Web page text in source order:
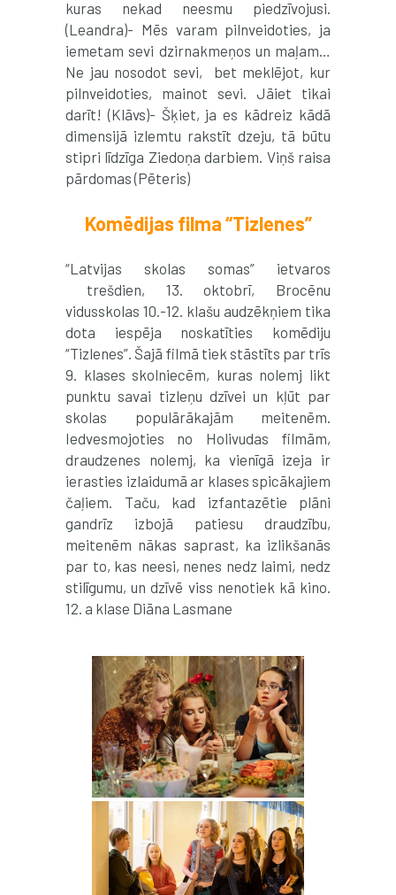
kuras nekad neesmu piedzīvojusi.
(Leandra)- Mēs varam pilnveidoties, ja
iemetam sevi dzirnakmeņos un maļam…
Ne jau nosodot sevi, bet meklējot, kur
pilnveidoties, mainot sevi. Jāiet tikai
darīt! (Klāvs)- Šķiet, ja es kādreiz kādā
dimensijā izlemtu rakstīt dzeju, tā būtu
stipri līdzīga Ziedoņa darbiem. Viņš raisa
pārdomas (Pēteris)
Komēdijas filma “Tizlenes”
“Latvijas skolas somas” ietvaros
trešdien, 13. oktobrī, Brocēnu
vidusskolas 10.-12. klašu audzēkņiem tika
dota iespēja noskatīties komēdiju
“Tizlenes”. Šajā filmā tiek stāstīts par trīs
9. klases skolniecēm, kuras nolemj likt
punktu savai tizleņu dzīvei un kļūt par
skolas populārākajām meitenēm.
Iedvesmojoties no Holivudas filmām,
draudzenes nolemj, ka vienīgā izeja ir
ierasties izlaidumā ar klases spicākajiem
čaļiem. Taču, kad izfantazētie plāni
gandrīz izbojā patiesu draudzību,
meitenēm nākas saprast, ka izlikšanās
par to, kas neesi, nenes nedz laimi, nedz
stilīgumu, un dzīvē viss nenotiek kā kino.
12. a klase Diāna Lasmane